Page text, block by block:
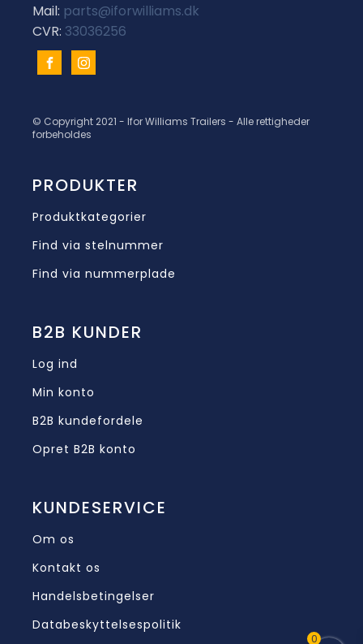
Mail: parts@iforwilliams.dk
CVR: 33036256
© Copyright 2021 - Ifor Williams Trailers - Alle rettigheder
forbeholdes
PRODUKTER
Produktkategorier
Find via stelnummer
Find via nummerplade
B2B KUNDER
Log ind
Min konto
B2B kundefordele
Opret B2B konto
KUNDESERVICE
Om os
Kontakt os
Handelsbetingelser
Databeskyttelsespolitik
0